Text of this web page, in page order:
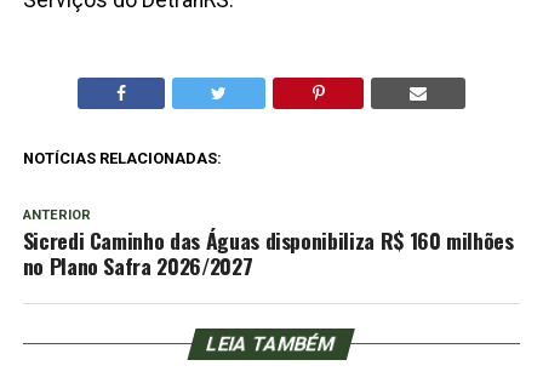
NOTÍCIAS RELACIONADAS:
ANTERIOR
Sicredi Caminho das Águas disponibiliza R$ 160 milhões
no Plano Safra 2026/2027
LEIA TAMBÉM